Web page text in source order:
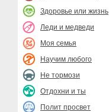
Здоровье или жизнь
Леди и медведи
Моя семья
Научим любого
Не тормози
Отдохни и ты
Полит просвет